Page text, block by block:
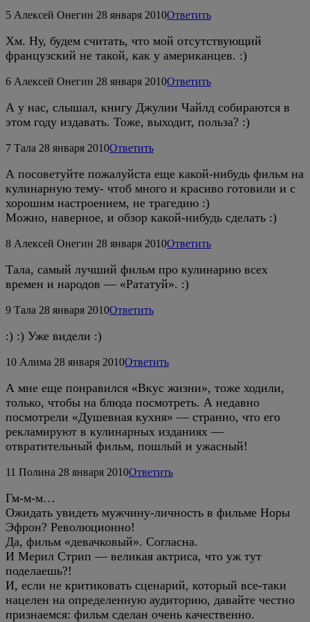
5 Алексей Онегин 28 января 2010Ответить
Хм. Ну, будем считать, что мой отсутствующий
французский не такой, как у американцев. :)
6 Алексей Онегин 28 января 2010Ответить
А у нас, слышал, книгу Джулии Чайлд собираются в
этом году издавать. Тоже, выходит, польза? :)
7 Тала 28 января 2010Ответить
А посоветуйте пожалуйста еще какой-нибудь фильм на
кулинарную тему- чтоб много и красиво готовили и с
хорошим настроением, не трагедию :)
Можно, наверное, и обзор какой-нибудь сделать :)
8 Алексей Онегин 28 января 2010Ответить
Тала, самый лучший фильм про кулинарию всех
времен и народов — «Рататуй». :)
9 Тала 28 января 2010Ответить
:) :) Уже видели :)
10 Алима 28 января 2010Ответить
А мне еще понравился «Вкус жизни», тоже ходили,
только, чтобы на блюда посмотреть. А недавно
посмотрели «Душевная кухня» — странно, что его
рекламируют в кулинарных изданиях —
отвратительный фильм, пошлый и ужасный!
11 Полина 28 января 2010Ответить
Гм-м-м…
Ожидать увидеть мужчину-личность в фильме Норы
Эфрон? Революционно!
Да, фильм «девачковый». Согласна.
И Мерил Стрип — великая актриса, что уж тут
поделаешь?!
И, если не критиковать сценарий, который все-таки
нацелен на определенную аудиторию, давайте честно
признаемся: фильм сделан очень качественно.